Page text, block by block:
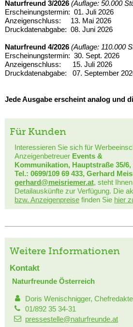
Naturfreund 3/2026 (Auflage: 50.000
Erscheinungstermin: 01. Juli 2026
Anzeigenschluss: 13. Mai 2026
Druckdatenabgabe: 08. Juni 2026
Naturfreund 4/2026 (Auflage: 110.000
Erscheinungstermin: 30. Sept. 2026
Anzeigenschluss: 15. Juli 2026
Druckdatenabgabe: 07. September
Jede Ausgabe erscheint analog und
Für Kunden
Interessieren Sie sich für
Anzeigenbetreuer Events &
Kommunikation, Hauptstraße 35/
Tel.: 0699/109 69 433, Gerhard
gerhard@meisriemer.at, steht
Detailauskünfte zur Verfügung. Die
bzw. Anzeigenpreise finden Sie hier
Weitere Informationen
Kontakt
Naturfreunde Österreich
Doris Wenischnigger,
01/892 35 34-31
pressestelle@naturfreunde.at